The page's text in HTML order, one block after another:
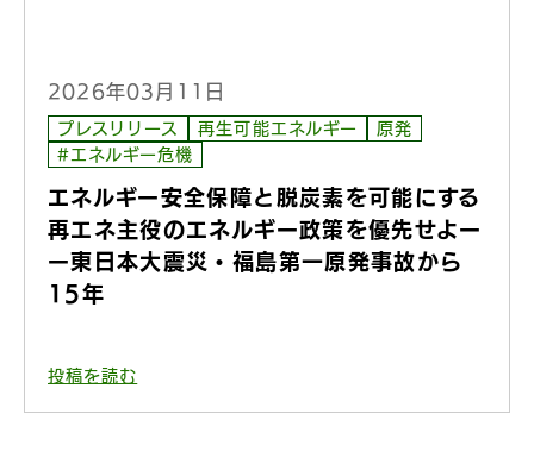
2026年03月11日
プレスリリース 再生可能エネルギー
原発
#エネルギー危機
エネルギー安全保障と脱炭素を可能にする
再エネ主役のエネルギー政策を優先せよー
ー東日本大震災・福島第一原発事故から
15年
投稿を読む